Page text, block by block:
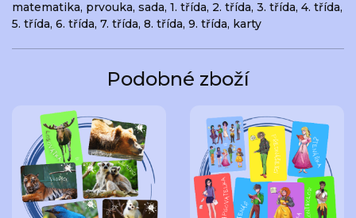
matematika, prvouka, sada, 1. třída, 2. třída, 3. třída, 4. třída,
5. třída, 6. třída, 7. třída, 8. třída, 9. třída, karty
Podobné zboží